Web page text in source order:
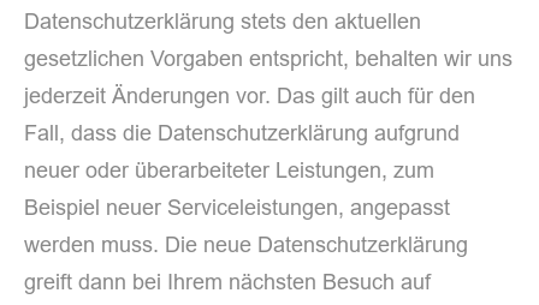
Datenschutzerklärung stets den aktuellen
gesetzlichen Vorgaben entspricht, behalten wir uns
jederzeit Änderungen vor. Das gilt auch für den
Fall, dass die Datenschutzerklärung aufgrund
neuer oder überarbeiteter Leistungen, zum
Beispiel neuer Serviceleistungen, angepasst
werden muss. Die neue Datenschutzerklärung
greift dann bei Ihrem nächsten Besuch auf